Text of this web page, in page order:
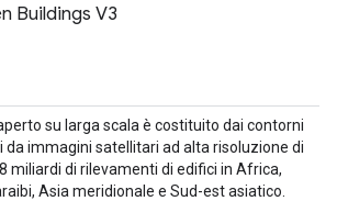
Buildings V3
su larga scala è costituito dai contorni
da immagini satellitari ad alta risoluzione di
miliardi di rilevamenti di edifici in Africa,
Asia meridionale e Sud-est asiatico.